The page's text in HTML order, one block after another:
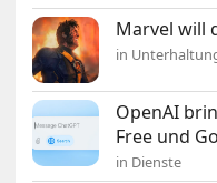
Marvel will
in
OpenAI
Free und Go
in Dienste